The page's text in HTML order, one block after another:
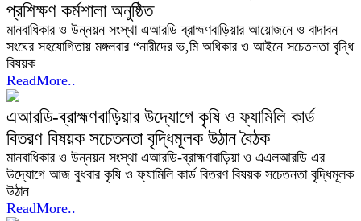
প্রশিক্ষণ কর্মশালা অনুষ্ঠিত
মানবাধিকার ও উন্নয়ন সংস্থা এআরডি ব্রাহ্মণবাড়িয়ার আয়োজনে ও বাদাবন
সংঘের সহযোগিতায় মঙ্গলবার “নারীদের ভ‚মি অধিকার ও আইনে সচেতনতা বৃদ্ধি
বিষয়ক
ReadMore..
এআরডি-ব্রাহ্মণবাড়িয়ার উদ্যোগে কৃষি ও ফ্যামিলি কার্ড
বিতরণ বিষয়ক সচেতনতা বৃদ্ধিমূলক উঠান বৈঠক
মানবাধিকার ও উন্নয়ন সংস্থা এআরডি-ব্রাহ্মণবাড়িয়া ও এএলআরডি এর
উদ্যোগে আজ বুধবার কৃষি ও ফ্যামিলি কার্ড বিতরণ বিষয়ক সচেতনতা বৃদ্ধিমূলক
উঠান
ReadMore..